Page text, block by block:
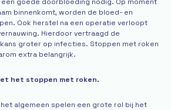
binnenkomt, worden de bloed- en
Ook herstel na een operatie verloopt
Hierdoor vertraagd de
groter op infecties. Stoppen met roken
extra belangrijk.
het stoppen met roken.
algemeen spelen een grote rol bij het